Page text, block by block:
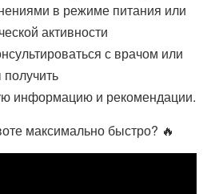
в режиме питания или
активности
с врачом или
информацию и рекомендации.
максимально быстро? 🔥